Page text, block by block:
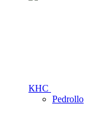
КНС
Pedrollo